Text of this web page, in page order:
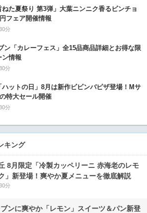
ねた夏祭り 第3弾」大葉ニンニク香るビンチョ
フェア開催情報
分
ン「カレーフェス」全15品商品詳細とお得な限
ン情報
分
ハットの日」8月は新作ビビンバピザ登場！Mサ
特大セール開催
分
キング
8月限定「冷製カッペリーニ 赤海老のレモ
」新登場！爽やか夏メニューを徹底解説
分
ンに爽やか「レモン」スイーツ＆パン新登